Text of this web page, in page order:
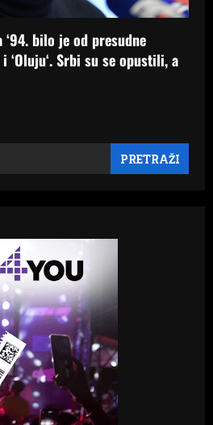
bilo je od presudne
‘Oluju‘. Srbi su se opustili, a